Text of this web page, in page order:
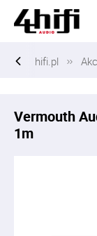
hifi.pl
Vermouth
1m